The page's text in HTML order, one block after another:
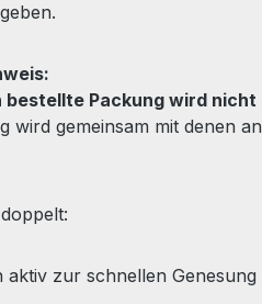
bestellte Packung wird
wird gemeinsam mit denen
aktiv zur schnellen Genesung